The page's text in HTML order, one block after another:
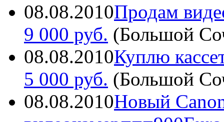
08.08.2010Продам
9 000 руб. (Большой
08.08.2010Куплю
5 000 руб. (Большой
08.08.2010Новый